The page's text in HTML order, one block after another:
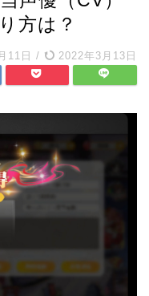
方は？
11日 / 2022年3月13日